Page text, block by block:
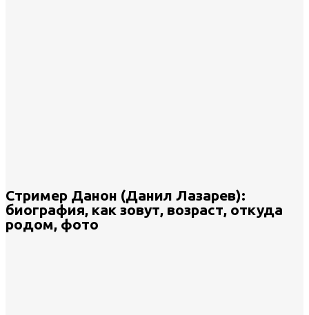
Стример Данон (Данил Лазарев):
биография, как зовут, возраст, откуда
родом, фото